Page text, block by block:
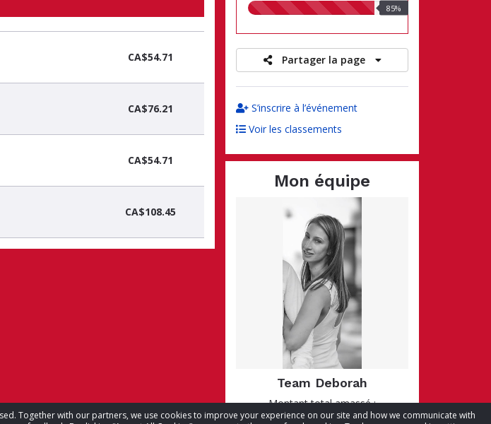
Together with our partners, we use cookies to improve your experience on our site and how we communicate with
85.00%
85%
Partager la page
S’inscrire à l’événement
Voir les classements
Mon équipe
Team Deborah
Montant total amassé :
CA$26,705.43
CA$54.71
CA$76.21
CA$54.71
CA$108.45